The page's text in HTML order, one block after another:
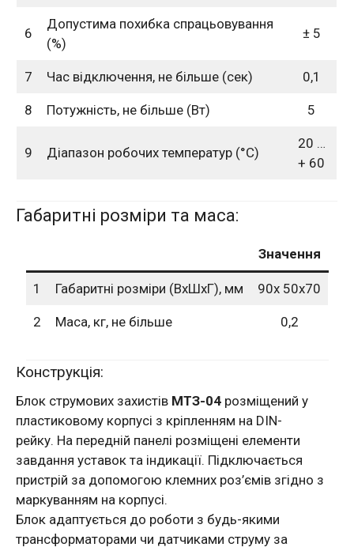
6
Допустима похибка спрацьовування
(%)
± 5
7 Час відключення, не більше (сек) 0,1
8 Потужність, не більше (Вт) 5
9 Діапазон робочих температур (°С)
20 …
+ 60
Габаритні розміри та маса:
Значення
1 Габаритні розміри (ВхШхГ), мм 90х 50х70
2 Маса, кг, не більше 0,2
Конструкція:
Блок струмових захистів МТЗ-04 розміщений у
пластиковому корпусі з кріпленням на DIN-
рейку. На передній панелі розміщені елементи
завдання уставок та індикації. Підключається
пристрій за допомогою клемних роз’ємів згідно з
маркуванням на корпусі.
Блок адаптується до роботи з будь-якими
трансформаторами чи датчиками струму за